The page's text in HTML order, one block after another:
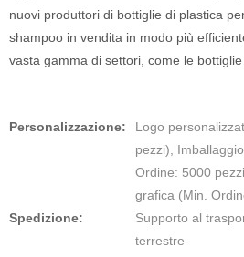
nuovi produttori di bottiglie di plastica
shampoo in vendita in modo più
vasta gamma di settori, come le
Personalizzazione:
Logo
pezzi),
Ordine: 5000
grafica (Min.
Spedizione:
Supporto al
terrestre